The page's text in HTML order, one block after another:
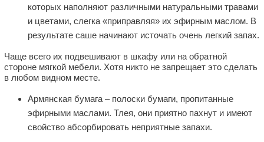
которых наполняют различными натуральными травами
и цветами, слегка «приправляя» их эфирным маслом. В
результате саше начинают источать очень легкий запах.
Чаще всего их подвешивают в шкафу или на обратной
стороне мягкой мебели. Хотя никто не запрещает это сделать
в любом видном месте.
Армянская бумага – полоски бумаги, пропитанные
эфирными маслами. Тлея, они приятно пахнут и имеют
свойство абсорбировать неприятные запахи.